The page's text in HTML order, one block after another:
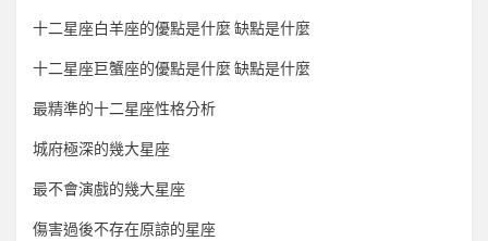
十二星座白羊座的優點是什麼 缺點是什麼
十二星座巨蟹座的優點是什麼 缺點是什麼
最精準的十二星座性格分析
城府極深的幾大星座
最不會演戲的幾大星座
傷害過後不存在原諒的星座